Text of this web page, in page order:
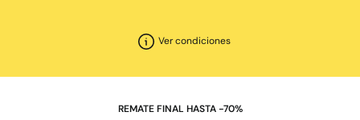
Ver condiciones
REMATE FINAL HASTA -70%